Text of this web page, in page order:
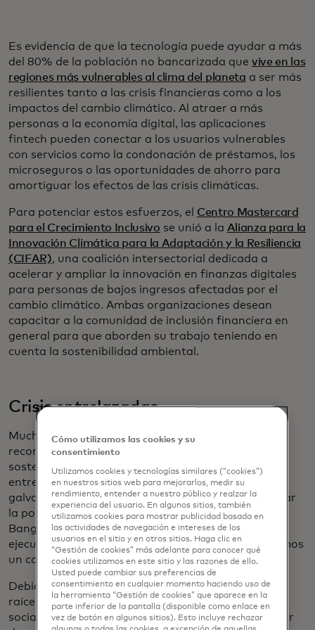
Es evidencia de que la tecnología puede ayudar a más
del 80% de la población no bancarizada que vive en las
regiones más vulnerables al clima del planeta a ser más
resilientes tanto a las crisis financieras como a los
impactos del cambio climático. Al atraer a más
personas a la economía digital, las aplicaciones
fintech pueden conectar a los usuarios vulnerables
con servicios como la condonación de préstamos, los
microseguros o las oportunidades de ahorro para
amortiguar los efectos de las crisis climáticas.
Para potenciar estos esfuerzos, el Centro Mastercard
para el Crecimiento Inclusivo se unió a la Alianza para la
Innovación Climática para la Adaptación y la Resiliencia
(CIFAR), una coalición intersectorial dedicada a
acelerar y ampliar la innovación en finanzas digitales
para personas de bajos ingresos afectadas por el
cambio climático. Ambas organizaciones desean
capacitar a la comunidad de inclusión financiera en
general para que aborden su trabajo teniendo en
cuenta la sostenibilidad ambiental.
Crisis entrelazadas
Muchos líderes mundiales están comenzando a
reconocer que la inclusión financiera y la
sostenibilidad ambiental están inextricablemente
entrelazadas, y que para mejorar una debemos
galvanizar la otra. "No podemos pensar en erradicar
la pobreza sin preocuparnos por el clima", dijo Ajay
Banga, presidente del Banco Mundial y ex director
ejecutivo de Mastercard,en enero en Davos
. "Tenemos
un conjunto de crisis entrelazadas".
Debido a que los problemas son tan complejos, con
raíces en la ecología, la economía y las estructuras
sociales de larga data, las soluciones deben provenir
Cómo utilizamos las cookies y su
consentimiento
Utilizamos cookies y tecnologías similares (“cookies”)
en nuestros sitios web para mejorarlos, medir su
rendimiento, entender a nuestro público y realzar la
experiencia del usuario. En algunos sitios, también
utilizamos cookies para mostrar publicidad basada en
las actividades de navegación e intereses de los
usuarios en el sitio y en otros sitios. Haga clic en
“Gestión de cookies” más adelante para conocer qué
cookies utilizamos en este sitio y las razones de ello.
Usted puede cambiar sus preferencias de
consentimiento en cualquier momento haciendo uso de
la herramienta “Gestión de cookies” que aparece en la
parte inferior de la pantalla (disponible como enlace en
vez de botón en algunos sitios). Esto incluye rechazar